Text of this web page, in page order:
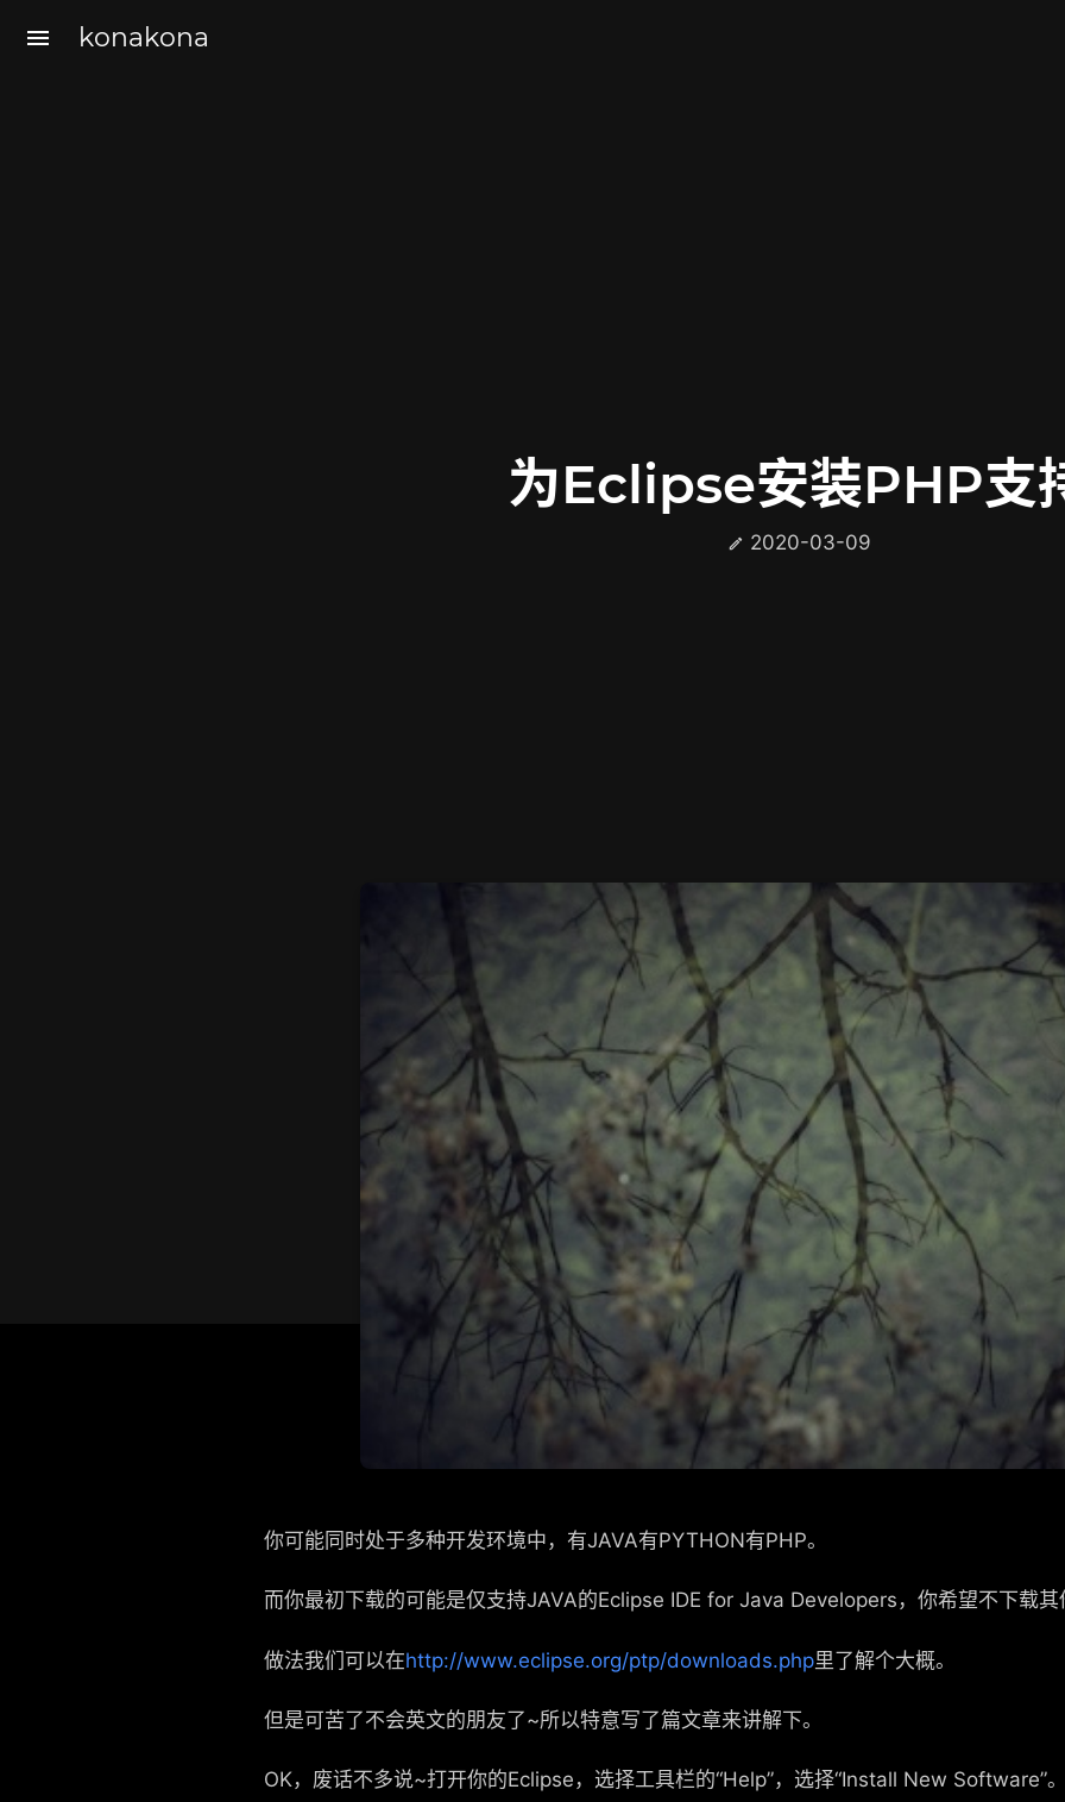
menu konakona
为Eclipse安装PHP支
 2020-03-09
你可能同时处于多种开发环境中，有JAVA有PYTHON有PHP。
而你最初下载的可能是仅支持JAVA的Eclipse IDE for Java Developers，你希望不下载其
做法我们可以在http://www.eclipse.org/ptp/downloads.php里了解个大概。
但是可苦了不会英文的朋友了~所以特意写了篇文章来讲解下。
OK，废话不多说~打开你的Eclipse，选择工具栏的“Help”，选择“Install New Software”。